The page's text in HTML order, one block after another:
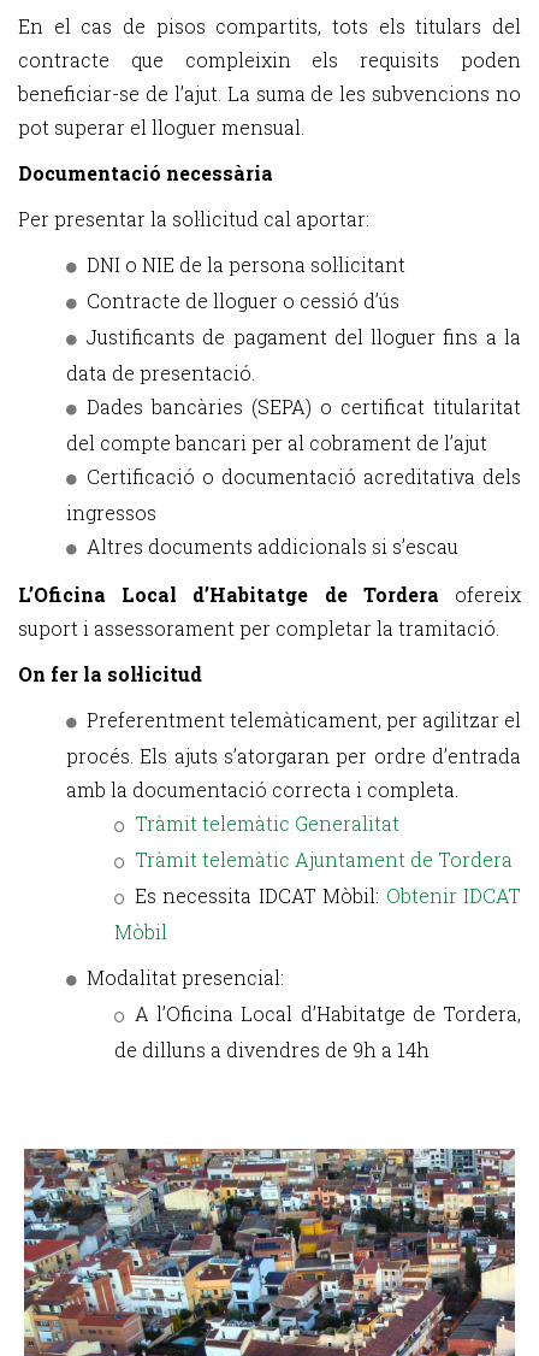
En el cas de pisos compartits, tots els titulars del
contracte que compleixin els requisits poden
beneficiar-se de l’ajut. La suma de les subvencions no
pot superar el lloguer mensual.
Documentació necessària
Per presentar la sol·licitud cal aportar:
DNI o NIE de la persona sol·licitant
Contracte de lloguer o cessió d’ús
Justificants de pagament del lloguer fins a la
data de presentació.
Dades bancàries (SEPA) o certificat titularitat
del compte bancari per al cobrament de l’ajut
Certificació o documentació acreditativa dels
ingressos
Altres documents addicionals si s’escau
L’Oficina Local d’Habitatge de Tordera ofereix
suport i assessorament per completar la tramitació.
On fer la sol·licitud
Preferentment telemàticament, per agilitzar el
procés. Els ajuts s’atorgaran per ordre d’entrada
amb la documentació correcta i completa.
Tràmit telemàtic Generalitat
Tràmit telemàtic Ajuntament de Tordera
Es necessita IDCAT Mòbil: Obtenir IDCAT
Mòbil
Modalitat presencial:
A l’Oficina Local d’Habitatge de Tordera,
de dilluns a divendres de 9h a 14h